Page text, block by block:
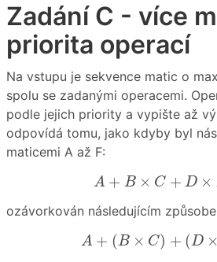
Zadání C - více
priorita operací
Na vstupu je sekvence matic o
spolu se zadanými operacemi.
podle jejich priority a vypište až
odpovídá tomu, jako kdyby byl
maticemi A až F:
A + B × C + D ×
A+ B ×C + D×E
ozávorkován následujícím
A + (B × C) + (D ×
A +( B ×C + (D× E